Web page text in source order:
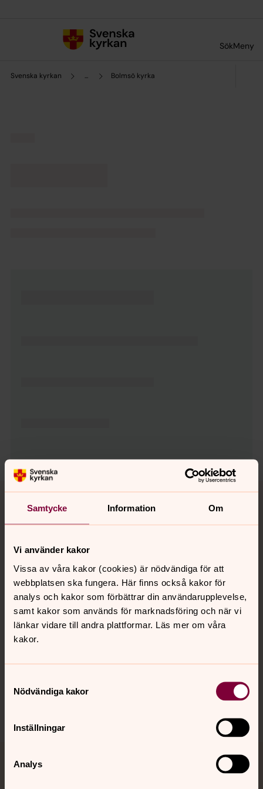
Samtycke Information Om
Vi använder kakor
Vissa av våra kakor (cookies) är nödvändiga för att
webbplatsen ska fungera. Här finns också kakor för
analys och kakor som förbättrar din användarupplevelse,
samt kakor som används för marknadsföring och när vi
länkar vidare till andra plattformar. Läs mer om våra
kakor.
Nödvändiga kakor
Inställningar
Analys
SökMeny
Svenska kyrkan ... Bolmsö kyrka
Tillbaka till toppen
Tillbaka till innehållet
Kontakt
Kalender
Hitta snabbt
Jourhavande präst